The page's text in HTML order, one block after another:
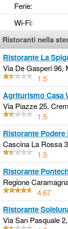
Ferie:
Wi-Fi:
Ristoranti nella
Ristorante La
Via De Gasperi 96,
1.5
Agriturismo Casa
Via Piazze 25,
1.5
Ristorante Podere
Cascina La Rossa
1.5
Ristorante
Regione
4.67
Ristorante
Via San Pasquale